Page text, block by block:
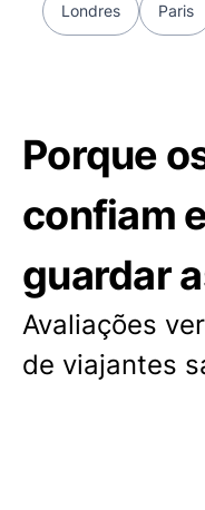
Londres Paris
Porque
confiam
guardar
Avaliações
de viajantes